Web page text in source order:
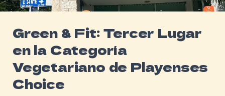
Green & Fit: Tercer Lugar
en la Categoría
Vegetariano de Playenses
Choice